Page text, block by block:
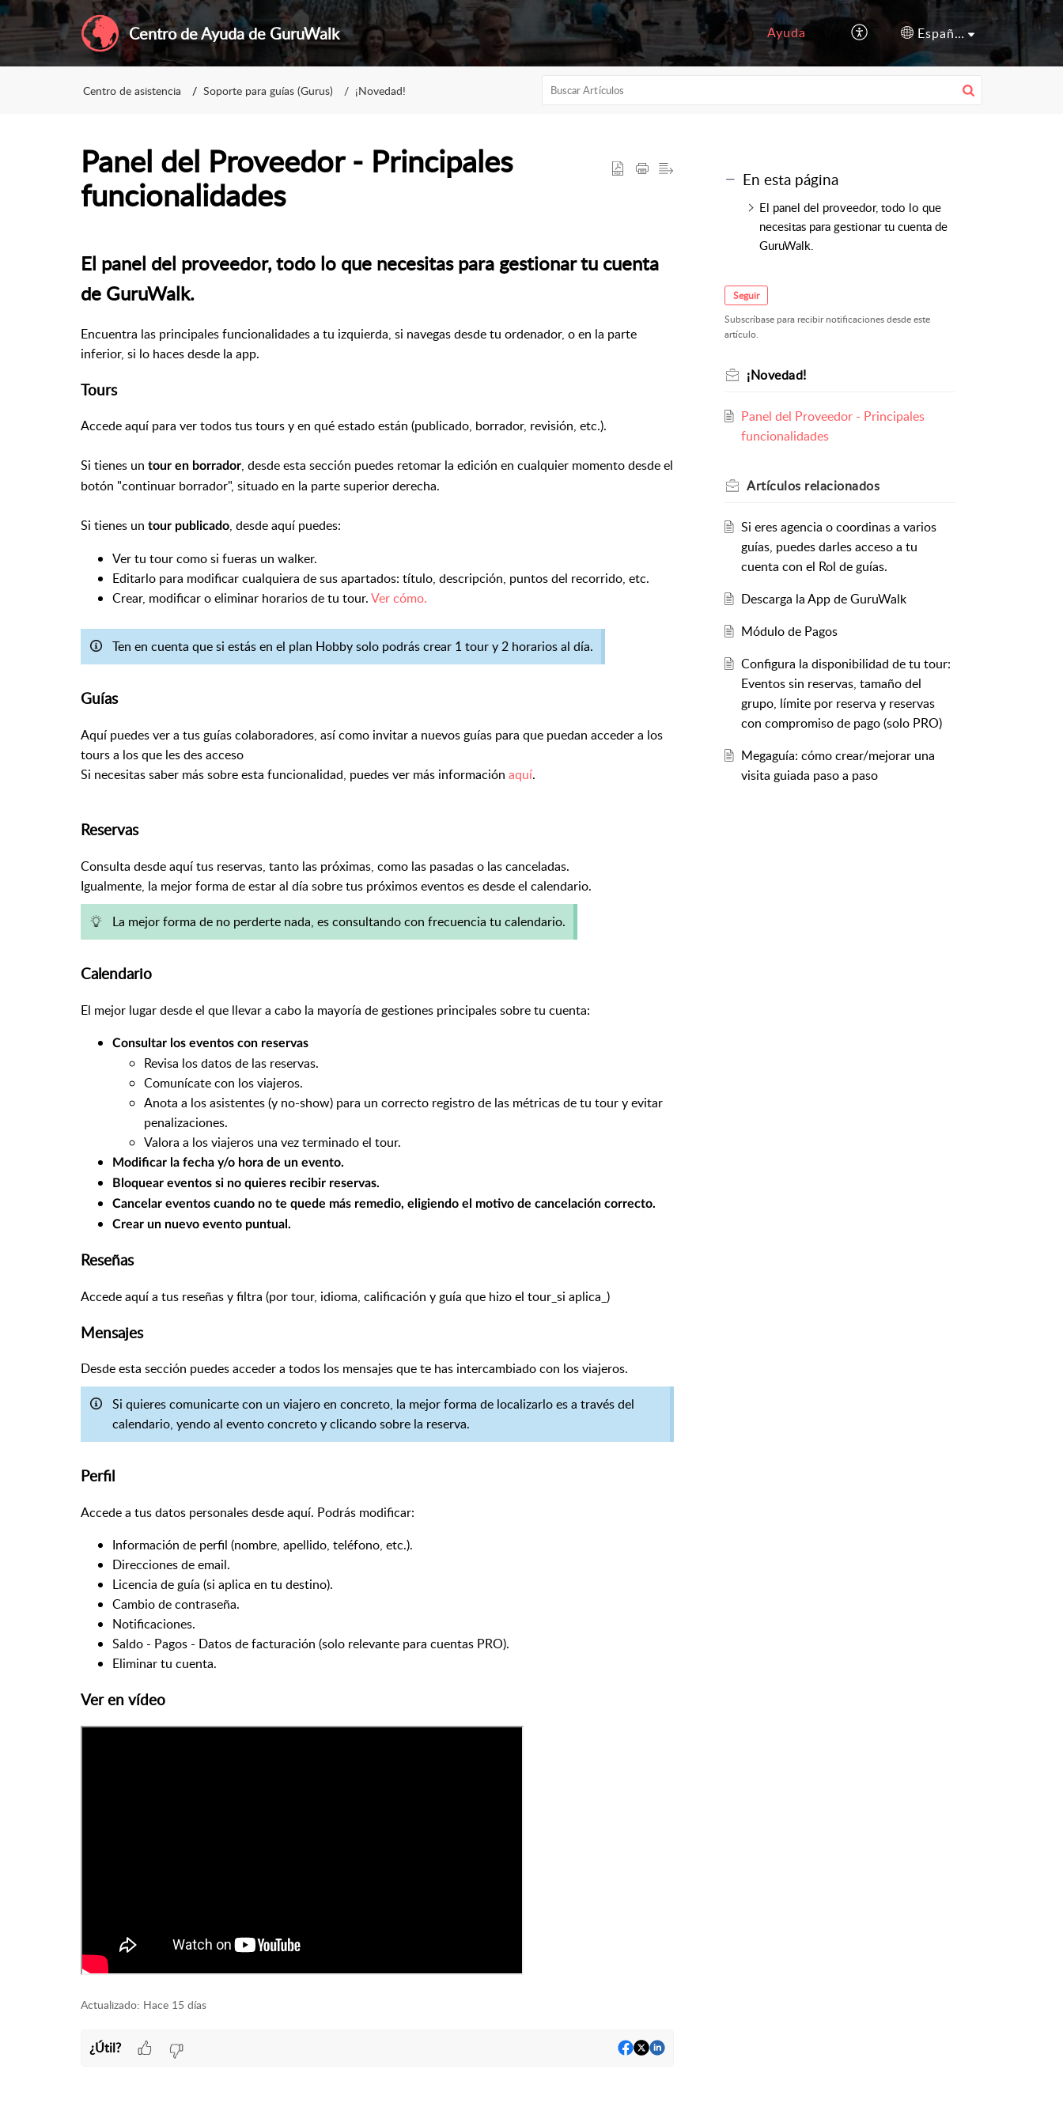
Centro de Ayuda de GuruWalk Ayuda Español (España)
Centro de asistencia Soporte para guías (Gurus) ¡Novedad!
Panel del Proveedor - Principales
funcionalidades
El panel del proveedor, todo lo que necesitas para gestionar tu cuenta
de GuruWalk.
Encuentra las principales funcionalidades a tu izquierda, si navegas desde tu ordenador, o en la parte
inferior, si lo haces desde la app.
Tours
Accede aquí para ver todos tus tours y en qué estado están (publicado, borrador, revisión, etc.).
Si tienes un tour en borrador, desde esta sección puedes retomar la edición en cualquier momento desde el
botón "continuar borrador", situado en la parte superior derecha.
Si tienes un tour publicado, desde aquí puedes:
Ver tu tour como si fueras un walker.
Editarlo para modificar cualquiera de sus apartados: título, descripción, puntos del recorrido, etc.
Crear, modificar o eliminar horarios de tu tour.Ver cómo.
Ten en cuenta que si estás en el plan Hobby solo podrás crear 1 tour y 2 horarios al día.
Guías
Aquí puedes ver a tus guías colaboradores, así como invitar a nuevos guías para que puedan acceder a los
tours a los que les des acceso
Si necesitas saber más sobre esta funcionalidad, puedes ver más información aquí.
Reservas
Consulta desde aquí tus reservas, tanto las próximas, como las pasadas o las canceladas.
Igualmente, la mejor forma de estar al día sobre tus próximos eventos es desde el calendario.
La mejor forma de no perderte nada, es consultando con frecuencia tu calendario.
Calendario
El mejor lugar desde el que llevar a cabo la mayoría de gestiones principales sobre tu cuenta:
Consultar los eventos con reservas
Revisa los datos de las reservas.
Comunícate con los viajeros.
Anota a los asistentes (y no-show) para un correcto registro de las métricas de tu tour y evitar
penalizaciones.
Valora a los viajeros una vez terminado el tour.
Modificar la fecha y/o hora de un evento.
Bloquear eventos si no quieres recibir reservas.
Cancelar eventos cuando no te quede más remedio, eligiendo el motivo de cancelación correcto.
Crear un nuevo evento puntual.
Reseñas
Accede aquí a tus reseñas y filtra (por tour, idioma, calificación y guía que hizo el tour_si aplica_)
Mensajes
Desde esta sección puedes acceder a todos los mensajes que te has intercambiado con los viajeros.
Si quieres comunicarte con un viajero en concreto, la mejor forma de localizarlo es a través del
calendario, yendo al evento concreto y clicando sobre la reserva.
Perfil
Accede a tus datos personales desde aquí. Podrás modificar:
Información de perfil (nombre, apellido, teléfono, etc.).
Direcciones de email.
Licencia de guía (si aplica en tu destino).
Cambio de contraseña.
Notificaciones.
Saldo - Pagos - Datos de facturación (solo relevante para cuentas PRO).
Eliminar tu cuenta.
Ver en vídeo
Actualizado: Hace 15 días
¿Útil?
En esta página
El panel del proveedor, todo lo que
necesitas para gestionar tu cuenta de
GuruWalk.
Seguir
Subscríbase para recibir notificaciones desde este
artículo.
¡Novedad!
Panel del Proveedor - Principales
funcionalidades
Artículos relacionados
Si eres agencia o coordinas a varios
guías, puedes darles acceso a tu
cuenta con el Rol de guías.
Descarga la App de GuruWalk
Módulo de Pagos
Configura la disponibilidad de tu tour:
Eventos sin reservas, tamaño del
grupo, límite por reserva y reservas
con compromiso de pago (solo PRO)
Megaguía: cómo crear/mejorar una
visita guiada paso a paso